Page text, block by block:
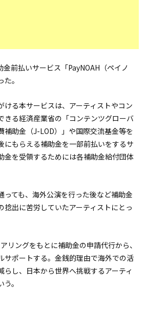
前払いサービス「PayNOAH（ペイノ
。
ける本サービスは、アーティストやコン
きる経済産業省の「コンテンツグローバ
補助金（J-LOD）」や国際交流基金等を
にもらえる補助金を一部前払いをするサ
金を受領するためには各補助金給付団体
っても、海外公演を行った後など補助金
捻出に苦労していたアーティストにとっ
リングをもとに補助金の申請代行から、
サポートする。金銭的理由で海外での活
らし、日本から世界へ挑戦するアーティ
。